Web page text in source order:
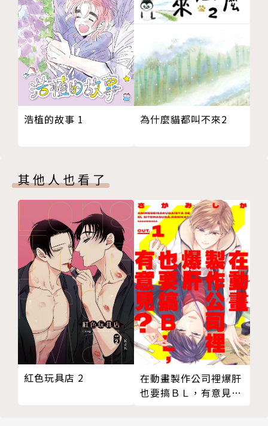
浩植的故事 1 為什麼貓都叫不來2
其他人也看了
紅色玩具店 2
在動畫製作公司裡爆肝
也要搞ＢＬ，有意見？